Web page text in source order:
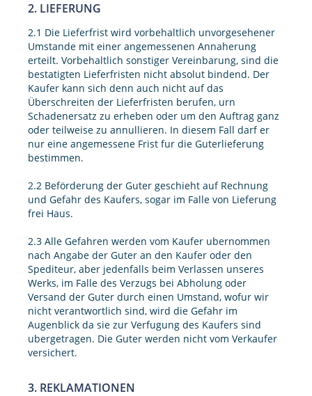
2. LIEFERUNG
2.1 Die Lieferfrist wird vorbehaltlich unvorgesehener
Umstande mit einer angemessenen Annaherung
erteilt. Vorbehaltlich sonstiger Vereinbarung, sind die
bestatigten Lieferfristen nicht absolut bindend. Der
Kaufer kann sich denn auch nicht auf das
Überschreiten der Lieferfristen berufen, urn
Schadenersatz zu erheben oder um den Auftrag ganz
oder teilweise zu annullieren. In diesem Fall darf er
nur eine angemessene Frist fur die Guterlieferung
bestimmen.
2.2 Beförderung der Guter geschieht auf Rechnung
und Gefahr des Kaufers, sogar im Falle von Lieferung
frei Haus.
2.3 Alle Gefahren werden vom Kaufer ubernommen
nach Angabe der Guter an den Kaufer oder den
Spediteur, aber jedenfalls beim Verlassen unseres
Werks, im Falle des Verzugs bei Abholung oder
Versand der Guter durch einen Umstand, wofur wir
nicht verantwortlich sind, wird die Gefahr im
Augenblick da sie zur Verfugung des Kaufers sind
ubergetragen. Die Guter werden nicht vom Verkaufer
versichert.
3. REKLAMATIONEN